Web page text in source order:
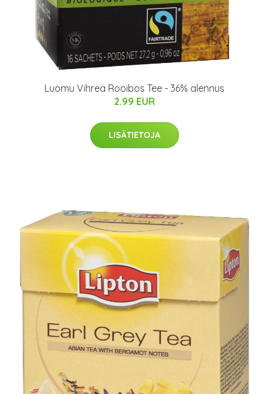
Luomu Vihreä Rooibos Tee - 36% alennus
2.99 EUR
LISÄTIETOJA